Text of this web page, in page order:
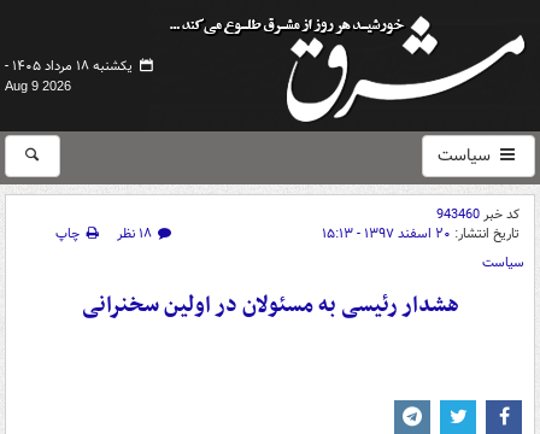
یکشنبه ۱۸ مرداد ۱۴۰۵ -
Aug 9 2026
سیاست
کد خبر943460
تاریخ انتشار: ۲۰ اسفند ۱۳۹۷ - ۱۵:۱۳ ۱۸ نظر
چاپ
سیاست
هشدار رئیسی به مسئولان در اولین سخنرانی